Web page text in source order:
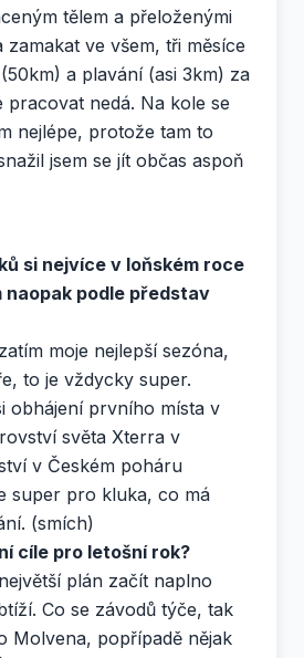
tělem a přeloženými
zamakat ve všem, tři měsíce
a plavání (asi 3km) za
pracovat nedá. Na kole se
nejlépe, protože tam to
jsem se jít občas aspoň
si nejvíce v loňském roce
naopak podle představ
moje nejlepší sezóna,
to je vždycky super.
obhájení prvního místa v
světa Xterra v
v Českém poháru
super pro kluka, co má
(smích)
cíle pro letošní rok?
plán začít naplno
Co se závodů týče, tak
Molvena, popřípadě nějak